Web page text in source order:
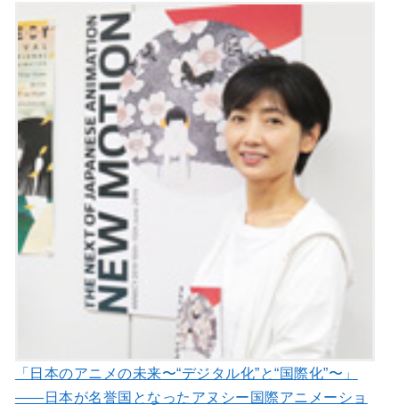
「日本のアニメの未来〜“デジタル化”と“国際化”〜」
――日本が名誉国となったアヌシー国際アニメーショ